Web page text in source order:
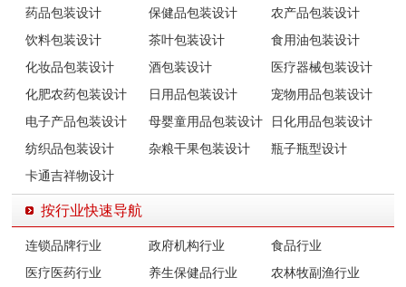
药品包装设计
保健品包装设计
农产品包装设计
饮料包装设计
茶叶包装设计
食用油包装设计
化妆品包装设计
酒包装设计
医疗器械包装设计
化肥农药包装设计
日用品包装设计
宠物用品包装设计
电子产品包装设计
母婴童用品包装设计
日化用品包装设计
纺织品包装设计
杂粮干果包装设计
瓶子瓶型设计
卡通吉祥物设计
按行业快速导航
连锁品牌行业 政府机构行业
食品行业
医疗医药行业
养生保健品行业
农林牧副渔行业